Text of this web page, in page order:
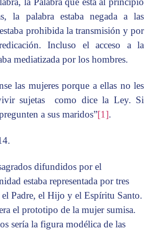
la palabra estaba negada a las
prohibida la transmisión y por
Incluso el acceso a la
mediatizada por los hombres.
mujeres porque a ellas no les
sujetas como dice la Ley. Si
a sus maridos”[1].
difundidos por el
estaba representada por tres
Padre, el Hijo y el Espíritu Santo.
el prototipo de la mujer sumisa.
sería la figura modélica de las